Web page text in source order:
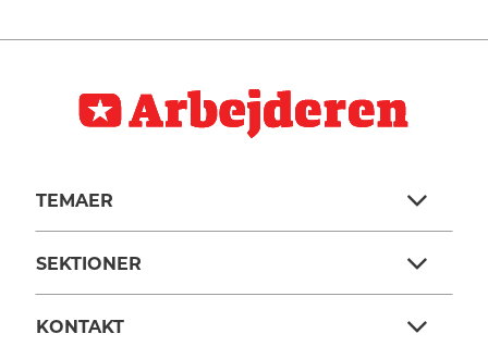
TEMAER
SEKTIONER
KONTAKT